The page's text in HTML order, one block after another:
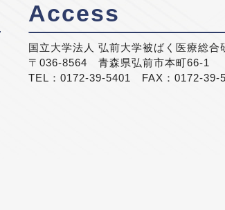
Access
国立大学法人 弘前大学被ばく医療総合
〒036-8564 青森県弘前市本町66-1
TEL：0172-39-5401 FAX：0172-39-